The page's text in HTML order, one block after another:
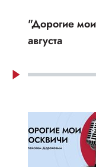
"Дорогие
августа